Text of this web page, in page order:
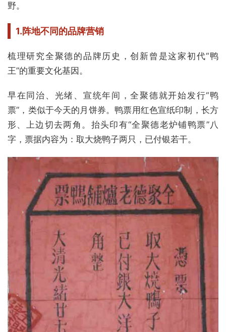
野。
1.阵地不同的品牌营销
梳理研究全聚德的品牌历史，创新曾是这家初代“鸭
王”的重要文化基因。
早在同治、光绪、宣统年间，全聚德就开始发行“鸭
票”，类似于今天的月饼券。鸭票用红色宣纸印制，长方
形、上边切去两角。抬头印有“全聚德老炉铺鸭票”八
字，票据内容为：取大烧鸭子两只，已付银若干。